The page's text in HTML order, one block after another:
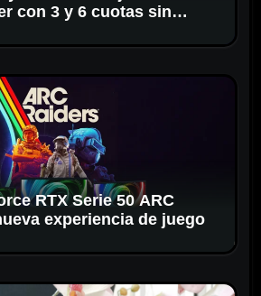
con 3 y 6 cuotas sin
RTX Serie 50 ARC
experiencia de juego